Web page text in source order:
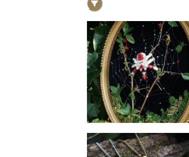
Aranea baccifera
Araignée aux Baies
562€
Mini Amanite des Bois